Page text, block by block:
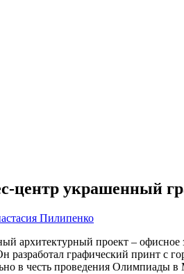
центр украшенный
Пилипенко
архитектурный проект –
графический принт с
в честь проведения Олимпиады в